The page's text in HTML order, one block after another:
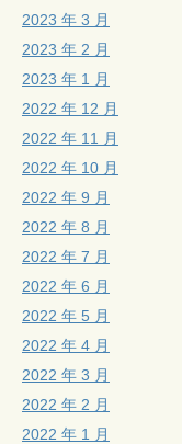
2023 年 3 月
2023 年 2 月
2023 年 1 月
2022 年 12 月
2022 年 11 月
2022 年 10 月
2022 年 9 月
2022 年 8 月
2022 年 7 月
2022 年 6 月
2022 年 5 月
2022 年 4 月
2022 年 3 月
2022 年 2 月
2022 年 1 月